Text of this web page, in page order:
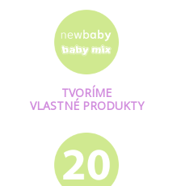
TVORÍME
VLASTNÉ PRODUKTY